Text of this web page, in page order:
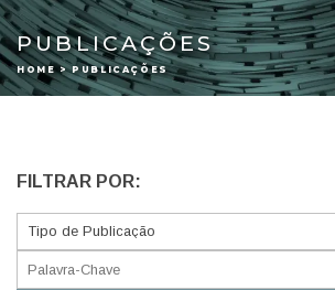
PUBLICAÇÕES
HOME > PUBLICAÇÕES
FILTRAR POR: